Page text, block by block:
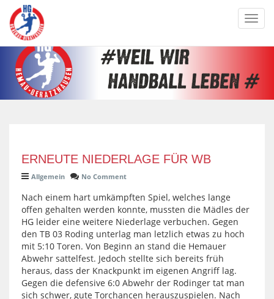
ERNEUTE NIEDERLAGE FÜR WB
Allgemein No Comment
Nach einem hart umkämpften Spiel, welches lange
offen gehalten werden konnte, mussten die Mädles der
HG leider eine weitere Niederlage verbuchen. Gegen
den TB 03 Roding unterlag man letzlich etwas zu hoch
mit 5:10 Toren. Von Beginn an stand die Hemauer
Abwehr sattelfest. Jedoch stellte sich bereits früh
heraus, dass der Knackpunkt im eigenen Angriff lag.
Gegen die defensive 6:0 Abwehr der Rodinger tat man
sich schwer, gute Torchancen herauszuspielen. Nach